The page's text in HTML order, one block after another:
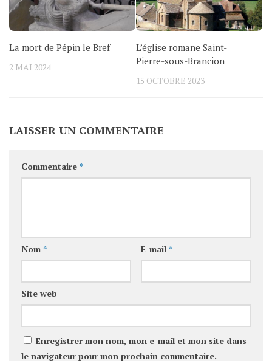
La mort de Pépin le Bref
2 MAI 2024
L’église romane Saint-
Pierre-sous-Brancion
15 OCTOBRE 2023
LAISSER UN COMMENTAIRE
Commentaire *
Nom * E-mail *
Site web
Enregistrer mon nom, mon e-mail et mon site dans
le navigateur pour mon prochain commentaire.